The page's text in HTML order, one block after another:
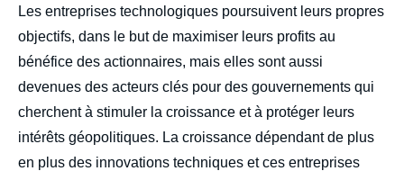
Les entreprises technologiques poursuivent leurs propres
objectifs, dans le but de maximiser leurs profits au
bénéfice des actionnaires, mais elles sont aussi
devenues des acteurs clés pour des gouvernements qui
cherchent à stimuler la croissance et à protéger leurs
intérêts géopolitiques. La croissance dépendant de plus
en plus des innovations techniques et ces entreprises